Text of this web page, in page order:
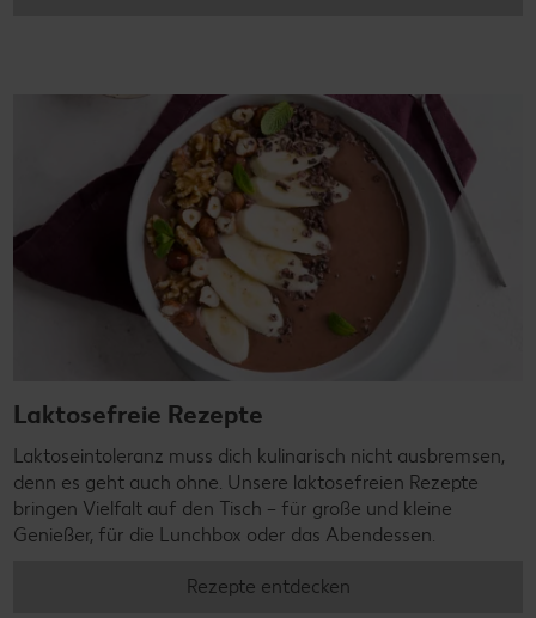
Laktosefreie Rezepte
Laktoseintoleranz muss dich kulinarisch nicht ausbremsen,
denn es geht auch ohne. Unsere laktosefreien Rezepte
bringen Vielfalt auf den Tisch – für große und kleine
Genießer, für die Lunchbox oder das Abendessen.
Rezepte entdecken